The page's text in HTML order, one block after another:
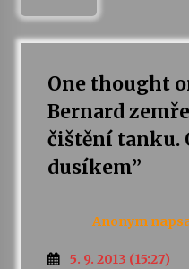
One thought
Bernard
čištění tanku.
dusíkem”
Anonym
5. 9. 2013 (15:27)